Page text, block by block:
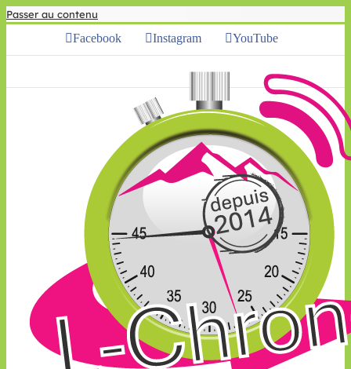
Passer au contenu
Facebook Instagram YouTube